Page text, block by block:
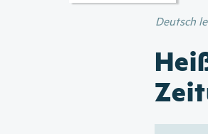
Deutsch